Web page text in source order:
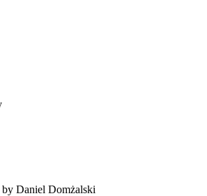
by Daniel Domżalski